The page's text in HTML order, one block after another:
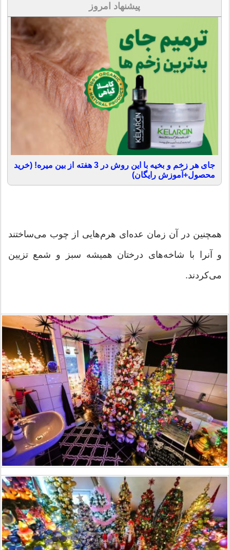
پیشنهاد امروز
جای هر زخم و بخیه با این روش در 3 هفته از بین میره! (خرید
محصول+آموزش رایگان)
همچنین در آن زمان عده‌ای هرم‌هایی از چوب می‌ساختند
و آنرا با شاخه‌های درختان همیشه سبز و شمع تزیین
می‌کردند.